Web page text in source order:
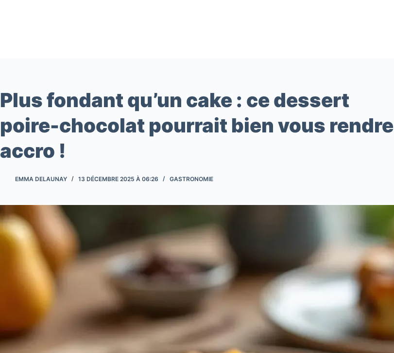
Plus fondant qu’un cake : ce dessert
poire-chocolat pourrait bien vous rendre
accro !
EMMA DELAUNAY 13 DÉCEMBRE 2025 À 06:26 GASTRONOMIE